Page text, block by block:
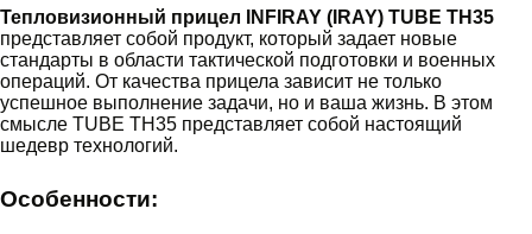
Тепловизионный прицел INFIRAY (IRAY) TUBE TH35
представляет собой продукт, который задает новые
стандарты в области тактической подготовки и военных
операций. От качества прицела зависит не только
успешное выполнение задачи, но и ваша жизнь. В этом
смысле TUBE TH35 представляет собой настоящий
шедевр технологий.
Особенности: